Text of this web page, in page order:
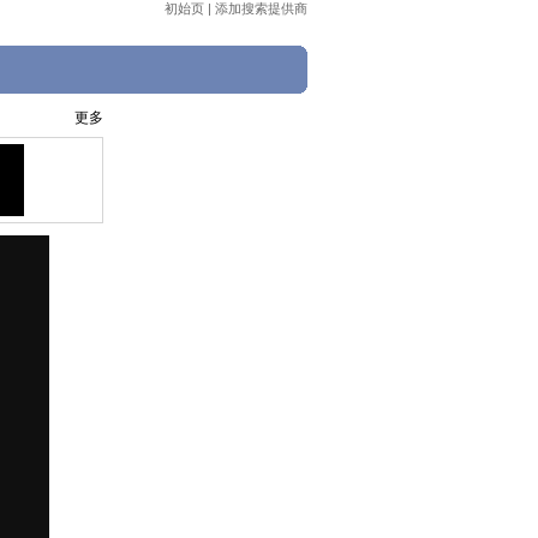
初始页 | 添加搜索提供商
更多